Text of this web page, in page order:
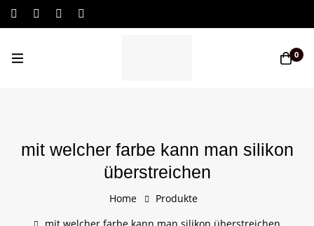
0
mit welcher farbe kann man silikon
überstreichen
Home
Produkte